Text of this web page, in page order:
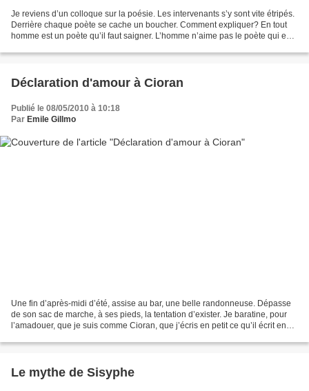
Je reviens d’un colloque sur la poésie. Les intervenants s’y sont vite étripés.
Derrière chaque poète se cache un boucher. Comment expliquer? En tout
homme est un poète qu’il faut saigner. L’homme n’aime pas le poète qui est
Déclaration d'amour à Cioran
Publié le 08/05/2010 à 10:18
Par Emile Gillmo
Une fin d’après-midi d’été, assise au bar, une belle randonneuse. Dépasse
de son sac de marche, à ses pieds, la tentation d’exister. Je baratine, pour
l’amadouer, que je suis comme Cioran, que j’écris en petit ce qu’il écrit en
Le mythe de Sisyphe